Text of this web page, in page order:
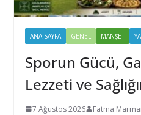
ANA SAYFA GENEL MANŞET
Sporun Gücü,
Lezzeti ve
7 Ağustos 2026 Fatma